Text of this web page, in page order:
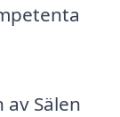
Sälen